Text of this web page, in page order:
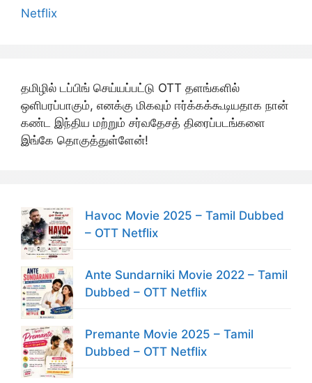
Netflix
தமிழில் டப்பிங் செய்யப்பட்டு OTT தளங்களில்
ஒளிபரப்பாகும், எனக்கு மிகவும் ஈர்க்கக்கூடியதாக நான்
கண்ட இந்திய மற்றும் சர்வதேசத் திரைப்படங்களை
இங்கே தொகுத்துள்ளேன்!
Havoc Movie 2025 – Tamil Dubbed
– OTT Netflix
Ante Sundarniki Movie 2022 – Tamil
Dubbed – OTT Netflix
Premante Movie 2025 – Tamil
Dubbed – OTT Netflix